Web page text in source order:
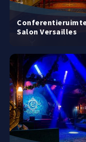
Salon Versailles